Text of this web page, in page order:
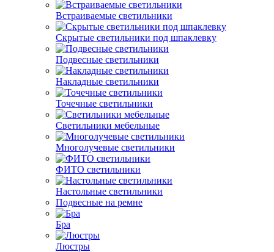
Встраиваемые светильники
Скрытые светильники под шпаклевку
Подвесные светильники
Накладные светильники
Точечные светильники
Светильники мебельные
Многолучевые светильники
ФИТО светильники
Настольные светильники
Подвесные на ремне
Бра
Люстры